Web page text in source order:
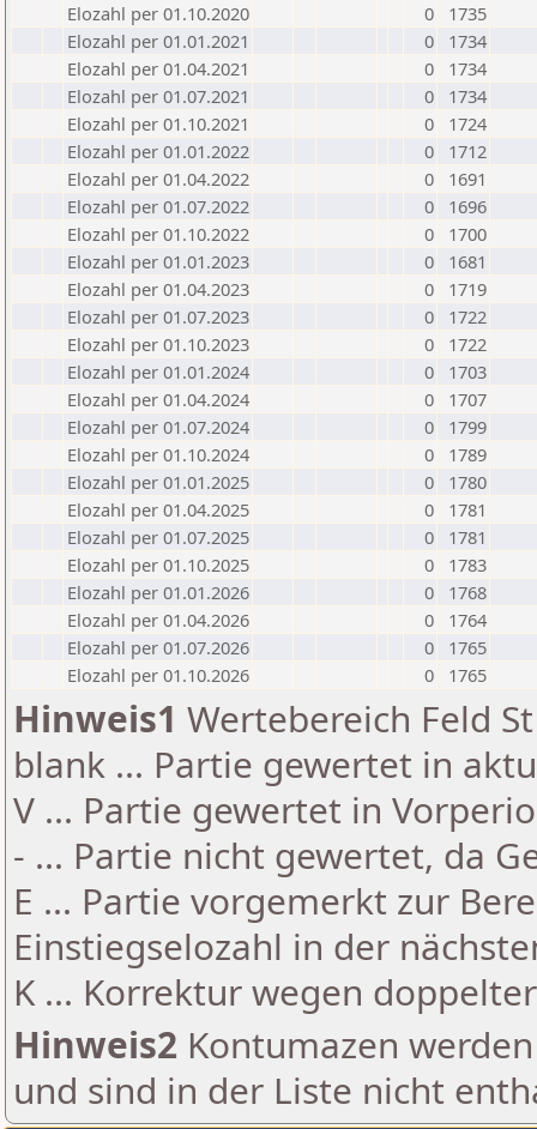
Elozahl per 01.10.2020
0
1735
Elozahl per 01.01.2021
0
1734
Elozahl per 01.04.2021
0
1734
Elozahl per 01.07.2021
0
1734
Elozahl per 01.10.2021
0
1724
Elozahl per 01.01.2022
0
1712
Elozahl per 01.04.2022
0
1691
Elozahl per 01.07.2022
0
1696
Elozahl per 01.10.2022
0
1700
Elozahl per 01.01.2023
0
1681
Elozahl per 01.04.2023
0
1719
Elozahl per 01.07.2023
0
1722
Elozahl per 01.10.2023
0
1722
Elozahl per 01.01.2024
0
1703
Elozahl per 01.04.2024
0
1707
Elozahl per 01.07.2024
0
1799
Elozahl per 01.10.2024
0
1789
Elozahl per 01.01.2025
0
1780
Elozahl per 01.04.2025
0
1781
Elozahl per 01.07.2025
0
1781
Elozahl per 01.10.2025
0
1783
Elozahl per 01.01.2026
0
1768
Elozahl per 01.04.2026
0
1764
Elozahl per 01.07.2026
0
1765
Elozahl per 01.10.2026
0 1765
Hinweis1 Wertebereich Feld
blank ... Partie gewertet in
V ... Partie gewertet in
- ... Partie nicht gewertet, da
E ... Partie vorgemerkt zur
Einstiegselozahl in der
K ... Korrektur wegen
Hinweis2 Kontumazen
und sind in der Liste nicht